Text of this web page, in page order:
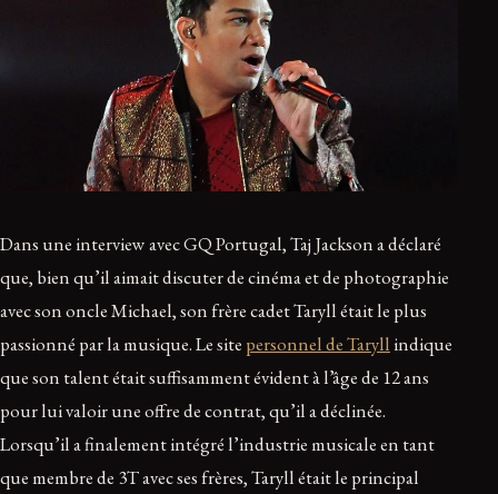
Dans une interview avec GQ Portugal, Taj Jackson a déclaré
que, bien qu’il aimait discuter de cinéma et de photographie
avec son oncle Michael, son frère cadet Taryll était le plus
passionné par la musique. Le site personnel de Taryllindique
que son talent était suffisamment évident à l’âge de 12 ans
pour lui valoir une offre de contrat, qu’il a déclinée.
Lorsqu’il a finalement intégré l’industrie musicale en tant
que membre de 3T avec ses frères, Taryll était le principal